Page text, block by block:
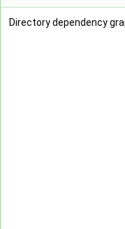
Directory dependency